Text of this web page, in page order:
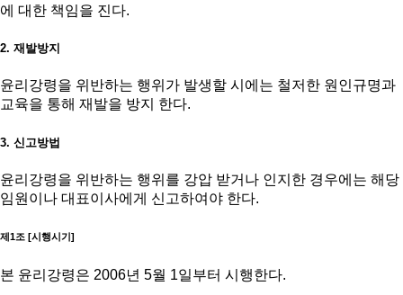
에 대한 책임을 진다.
2. 재발방지
윤리강령을 위반하는 행위가 발생할 시에는 철저한 원인규명과
교육을 통해 재발을 방지 한다.
3. 신고방법
윤리강령을 위반하는 행위를 강압 받거나 인지한 경우에는 해당
임원이나 대표이사에게 신고하여야 한다.
제1조 [시행시기]
본 윤리강령은 2006년 5월 1일부터 시행한다.